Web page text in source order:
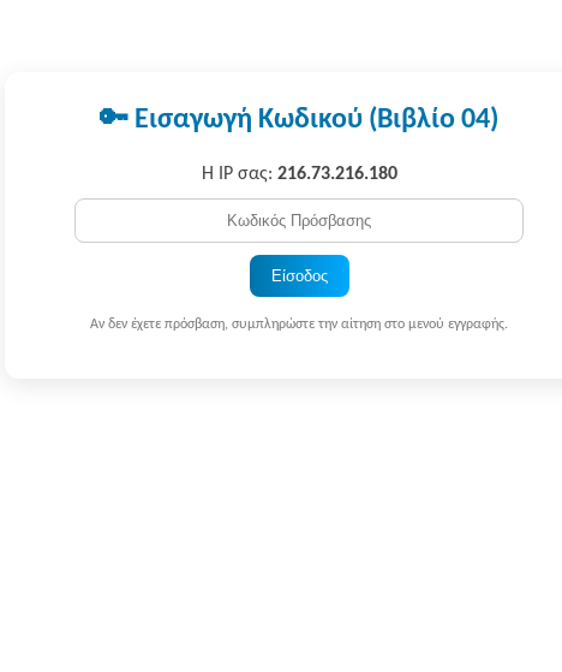
🔑 Εισαγωγή Κωδικού (Βιβλίο 04)
Η IP σας: 216.73.216.180
Είσοδος
Αν δεν έχετε πρόσβαση, συμπληρώστε την αίτηση στο μενού εγγραφής.